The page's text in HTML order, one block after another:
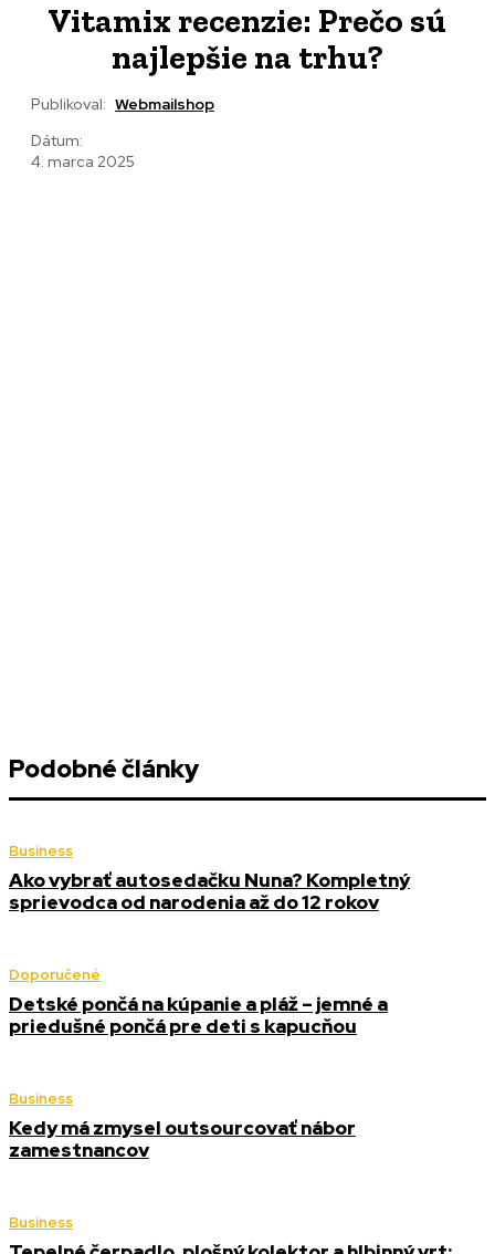
Vitamix recenzie: Prečo sú
najlepšie na trhu?
Publikoval: Webmailshop
Dátum:
4. marca 2025
Podobné články
Business
Ako vybrať autosedačku Nuna? Kompletný
sprievodca od narodenia až do 12 rokov
Doporučené
Detské pončá na kúpanie a pláž – jemné a
priedušné pončá pre deti s kapucňou
Business
Kedy má zmysel outsourcovať nábor
zamestnancov
Business